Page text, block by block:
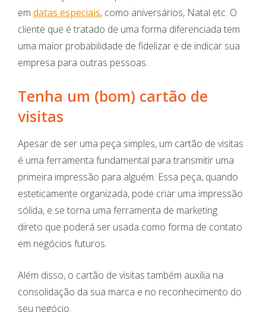
em datas especiais, como aniversários, Natal etc. O
cliente que é tratado de uma forma diferenciada tem
uma maior probabilidade de fidelizar e de indicar sua
empresa para outras pessoas.
Tenha um (bom) cartão de
visitas
Apesar de ser uma peça simples, um cartão de visitas
é uma ferramenta fundamental para transmitir uma
primeira impressão para alguém. Essa peça, quando
esteticamente organizada, pode criar uma impressão
sólida, e se torna uma ferramenta de marketing
direto que poderá ser usada como forma de contato
em negócios futuros.
Além disso, o cartão de visitas também auxilia na
consolidação da sua marca e no reconhecimento do
seu negócio.